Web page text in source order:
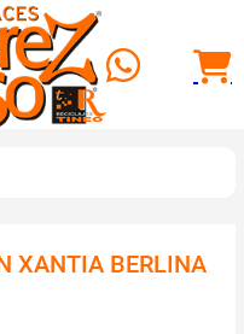
XANTIA BERLINA